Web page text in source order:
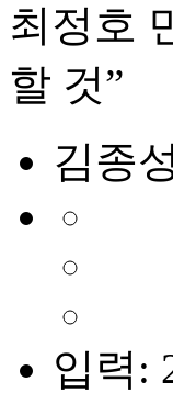
최정호
할 것”
김종
입력: